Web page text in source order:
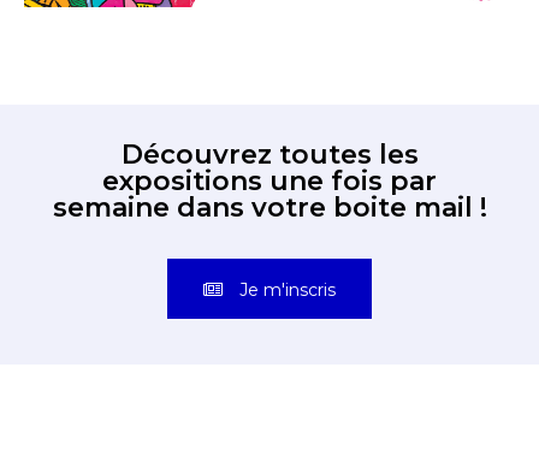
Découvrez toutes les
expositions une fois par
semaine dans votre boite mail !
Je m'inscris